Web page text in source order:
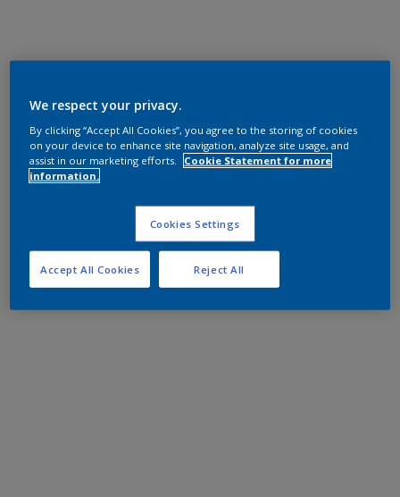
We respect your privacy.
By clicking “Accept All Cookies”, you agree to the storing of cookies
on your device to enhance site navigation, analyze site usage, and
assist in our marketing efforts.
Cookie Statement for more
information.
Cookies Settings
Reject All
Accept All Cookies